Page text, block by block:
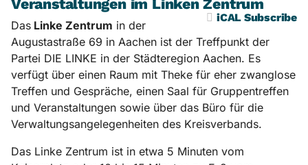
Veranstaltungen im Linken Zentrum
iCAL Subscribe
Das Linke Zentrum in der
Augustastraße 69 in Aachen ist der Treffpunkt der
Partei DIE LINKE in der Städteregion Aachen. Es
verfügt über einen Raum mit Theke für eher zwanglose
Treffen und Gespräche, einen Saal für Gruppentreffen
und Veranstaltungen sowie über das Büro für die
Verwaltungsangelegenheiten des Kreisverbands.
Das Linke Zentrum ist in etwa 5 Minuten vom